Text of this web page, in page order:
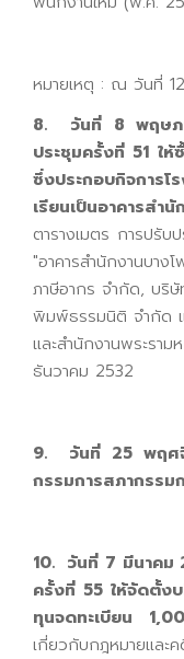
หมายเหตุ : ณ วันที่
8. วันที่ 8 พฤษภา
ประชุมครั้งที่ 51 ใ
ซึ่งประกอบกิจการโ
เรียนเป็นอาคารสำนั
ตารางเมตร การปรับ
"อาคารสำนักงานบาง
ภาษีอากร จำกัด, บริ
พิมพ์ธรรมนิติ จำกัด
และสำนักงานพระร
ธันวาคม 2532
9. วันที่ 25 พฤศจิ
กรรมการสภากรร
10. วันที่ 7 มีนาคม
ครั้งที่ 55 ให้จัดตั้ง
ทุนจดทะเบียน
เกี่ยวกับกฎหมายแล